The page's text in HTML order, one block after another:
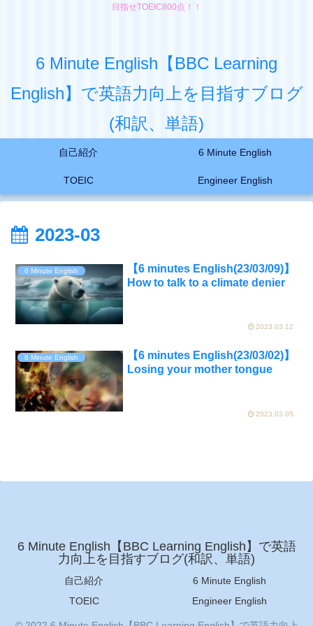
目指せTOEIC800点！！
6 Minute English【BBC Learning
English】で英語力向上を目指すブログ
(和訳、単語)
自己紹介 6 Minute English
TOEIC Engineer English
2023-03
6 Minute English
【6 minutes English(23/03/09)】
How to talk to a climate denier
2023.03.12
6 Minute English
【6 minutes English(23/03/02)】
Losing your mother tongue
2023.03.05
6 Minute English【BBC Learning English】で英語
力向上を目指すブログ(和訳、単語)
自己紹介
6 Minute English
TOEIC
Engineer English